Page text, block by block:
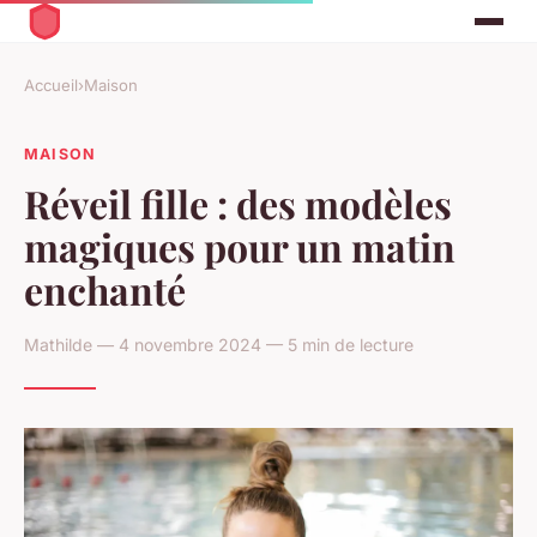
Accueil›Maison
MAISON
Réveil fille : des modèles
magiques pour un matin
enchanté
Mathilde — 4 novembre 2024 — 5 min de lecture